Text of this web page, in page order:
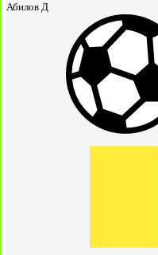
Абилов Д